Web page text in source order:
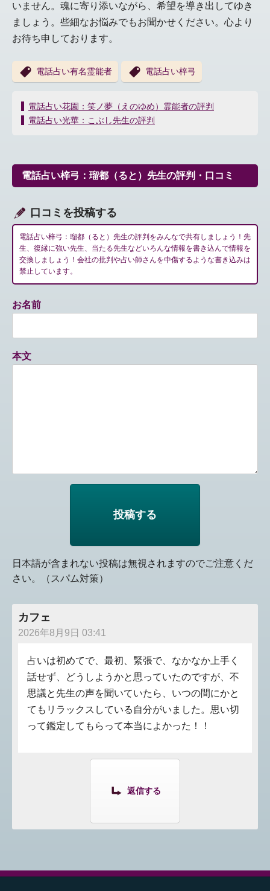
いません。魂に寄り添いながら、希望を導き出してゆき
ましょう。些細なお悩みでもお聞かせください。心より
お待ち申しております。
電話占い有名霊能者 電話占い梓弓
投
稿
ー
シ
ン
電話占い花園：笑ノ夢（えのゆめ）霊能者の評判
電話占い光華：こぶし先生の評判
電話占い梓弓：瑠都（ると）先生の評判・口コミ
口コミを投稿する
電話占い梓弓：瑠都（ると）先生の評判をみんなで共有しましょう！先
生、復縁に強い先生、当たる先生などいろんな情報を書き込んで情報を
交換しましょう！会社の批判や占い師さんを中傷するような書き込みは
禁止しています。
お名前
本文
日本語が含まれない投稿は無視されますのでご注意くだ
さい。（スパム対策）
カフェ
2026年8月9日 03:41
占いは初めてで、最初、緊張で、なかなか上手く
話せず、どうしようかと思っていたのですが、不
思議と先生の声を聞いていたら、いつの間にかと
てもリラックスしている自分がいました。思い切
って鑑定してもらって本当によかった！！
返信する